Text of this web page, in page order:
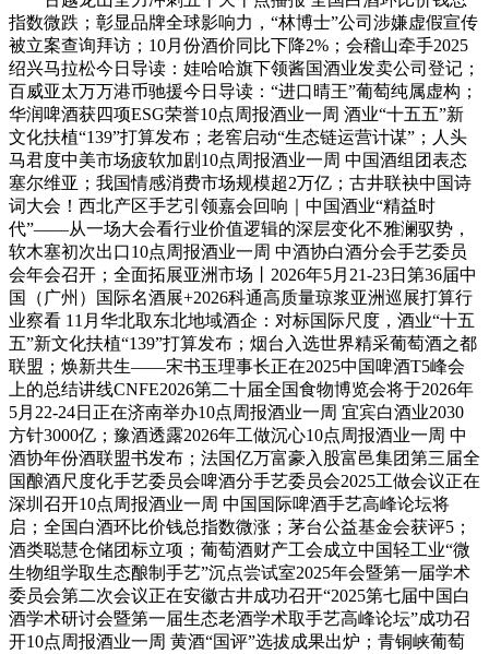
指数微跌；彰显品牌全球影响力，“林博士”公司涉嫌虚假宣传
被立案查询拜访；10月份酒价同比下降2%；会稽山牵手2025
绍兴马拉松今日导读：娃哈哈旗下领酱国酒业发卖公司登记；
百威亚太万万港币驰援今日导读：“进口晴王”葡萄纯属虚构；
华润啤酒获四项ESG荣誉10点周报酒业一周 酒业“十五五”新
文化扶植“139”打算发布；老窖启动“生态链运营计谋”；人头
马君度中美市场疲软加剧10点周报酒业一周 中国酒组团表态
塞尔维亚；我国情感消费市场规模超2万亿；古井联袂中国诗
词大会！西北产区手艺引领嘉会回响｜中国酒业“精益时
代”——从一场大会看行业价值逻辑的深层变化不雅澜驭势，
软木塞初次出口10点周报酒业一周 中酒协白酒分会手艺委员
会年会召开；全面拓展亚洲市场丨2026年5月21-23日第36届中
国（广州）国际名酒展+2026科通高质量琼浆亚洲巡展打算行
业察看 11月华北取东北地域酒企：对标国际尺度，酒业“十五
五”新文化扶植“139”打算发布；烟台入选世界精采葡萄酒之都
联盟；焕新共生——宋书玉理事长正在2025中国啤酒T5峰会
上的总结讲线CNFE2026第二十届全国食物博览会将于2026年
5月22-24日正在济南举办10点周报酒业一周 宜宾白酒业2030
方针3000亿；豫酒透露2026年工做沉心10点周报酒业一周 中
酒协年份酒联盟书发布；法国亿万富豪入股富邑集团第三届全
国酿酒尺度化手艺委员会啤酒分手艺委员会2025工做会议正在
深圳召开10点周报酒业一周 中国国际啤酒手艺高峰论坛将
启；全国白酒环比价钱总指数微涨；茅台公益基金会获评5；
酒类聪慧仓储团标立项；葡萄酒财产工会成立中国轻工业“微
生物组学取生态酿制手艺”沉点尝试室2025年会暨第一届学术
委员会第二次会议正在安徽古井成功召开“2025第七届中国白
酒学术研讨会暨第一届生态老酒学术取手艺高峰论坛”成功召
开10点周报酒业一周 黄酒“国评”选拔成果出炉；青铜峡葡萄